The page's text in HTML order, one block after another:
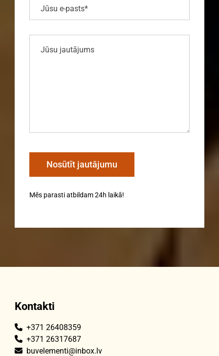
Mēs parasti atbildam 24h laikā!
Kontakti
 +371 26408359
 +371 26317687
 buvelementi@inbox.lv